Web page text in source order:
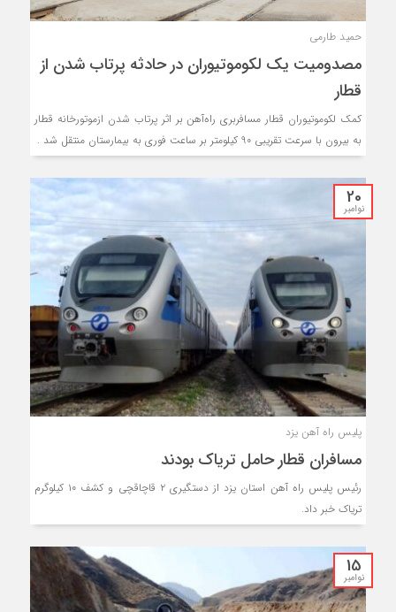
حمید طارمی
مصدومیت یک لکوموتیوران در حادثه پرتاب شدن از
قطار
کمک لکوموتیوران قطار مسافربری راه‌آهن بر اثر پرتاب شدن ازموتورخانه قطار
به بیرون با سرعت تقریبی 90 کیلومتر بر ساعت فوری به بیمارستان منتقل شد .
20
نوامبر
پلیس راه آهن یزد
مسافران قطار حامل تریاک بودند
رئیس پلیس راه آهن استان یزد از دستگیری ۲ قاچاقچی و کشف ۱۰ کیلوگرم
تریاک خبر داد.
15
نوامبر